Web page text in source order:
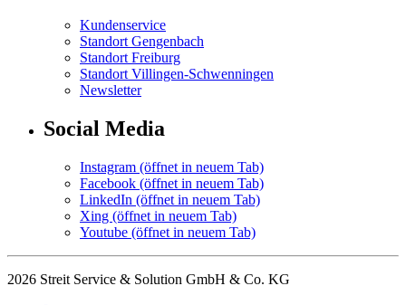
Kundenservice
Standort Gengenbach
Standort Freiburg
Standort Villingen-Schwenningen
Newsletter
Social Media
Instagram (öffnet in neuem Tab)
Facebook (öffnet in neuem Tab)
LinkedIn (öffnet in neuem Tab)
Xing (öffnet in neuem Tab)
Youtube (öffnet in neuem Tab)
2026 Streit Service & Solution GmbH & Co. KG